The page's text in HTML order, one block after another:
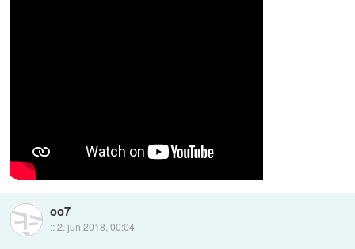
oo7
::2. jun 2018, 00:04